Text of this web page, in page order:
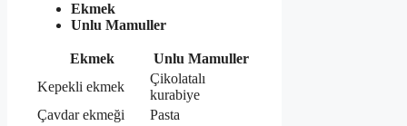
Ekmek
Unlu Mamuller
Ekmek
Unlu Mamuller
Kepekli ekmek
Çikolatalı
kurabiye
Çavdar ekmeği
Pasta